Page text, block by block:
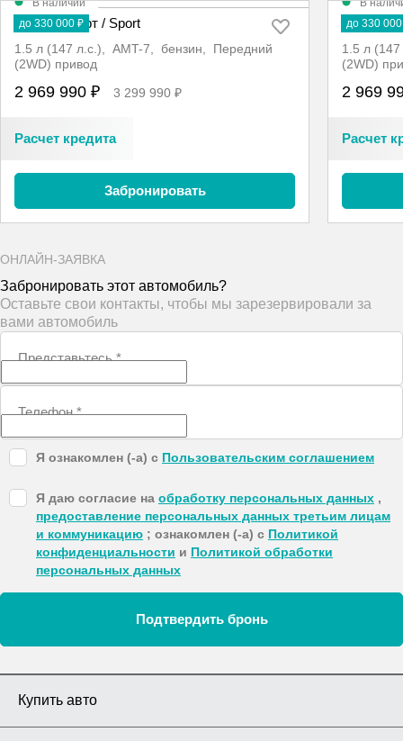
до 330 000 ₽
В наличии
Cityray Спорт / Sport
1.5 л (147 л.с.), AMT-7, бензин, Передний
(2WD) привод
2 969 990 ₽ 3 299 990 ₽
Расчет кредита
Забронировать
до 330
В
Cityray
1.5 л
(2WD)
2 969
Расчет
ОНЛАЙН-ЗАЯВКА
Забронировать этот автомобиль?
Оставьте свои контакты, чтобы мы зарезервировали за
вами автомобиль
Представьтесь*
Телефон*
Я ознакомлен (-а) с Пользовательским соглашением
Я даю согласие на обработку персональных данных ,
предоставление персональных данных третьим лицам
и коммуникацию ; ознакомлен (-а) с Политикой
конфиденциальности и Политикой обработки
персональных данных
Подтвердить бронь
Купить авто